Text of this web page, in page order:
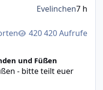
420 Aufrufe
Evelinchen7 h
und Füßen
- bitte teilt euer